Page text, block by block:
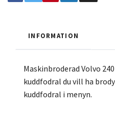
INFORMATION
Maskinbroderad Volvo
kuddfodral du vill ha
kuddfodral i menyn.